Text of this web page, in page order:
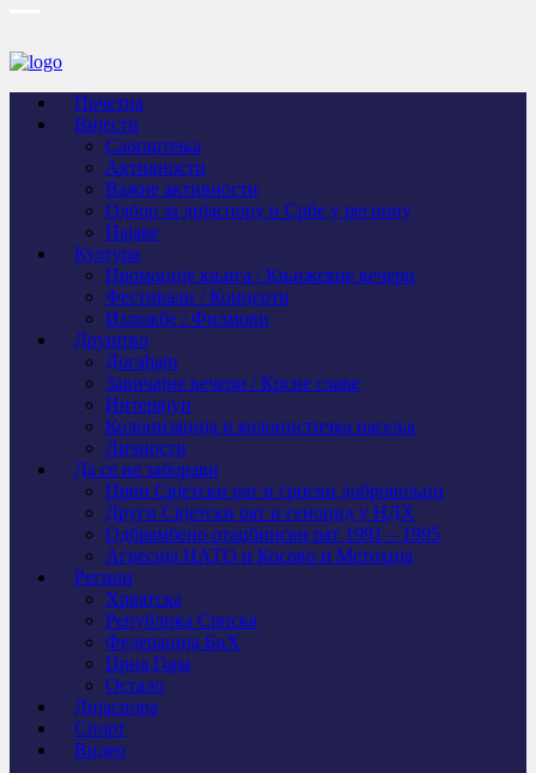
Почетна
Вијести
Саопштења
Активности
Важне активности
Одбор за дијаспору и Србе у региону
Најаве
Култура
Промоције књига / Књижевне вечери
Фестивали / Концерти
Изложбе / Филмови
Друштво
Догађаји
Завичајне вечери / Крсне славе
Интервјуи
Колонизација и колонистичка насеља
Личности
Да се не заборави
Први Свјeтски рат и српски добровољци
Други Свјетски рат и геноцид у НДХ
Одбрамбено отаџбински рат 1991 – 1995
Агресија НАТО и Косово и Метохија
Регион
Хрватска
Република Српска
Федерација БиХ
Црна Гора
Остало
Дијаспора
Спорт
Видео